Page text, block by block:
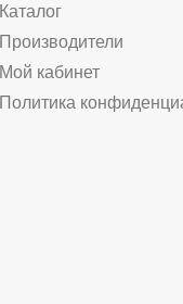
Каталог
Производители
Мой кабинет
Политика